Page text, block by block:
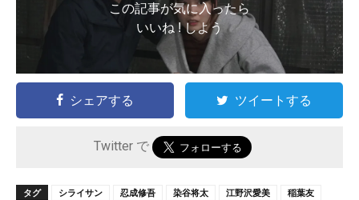
この記事が気に入ったら
いいね ! しよう
シェアする ツイートする
Twitter で
タグ シライサン 忍成修吾 染谷将太 江野沢愛美
稲葉友